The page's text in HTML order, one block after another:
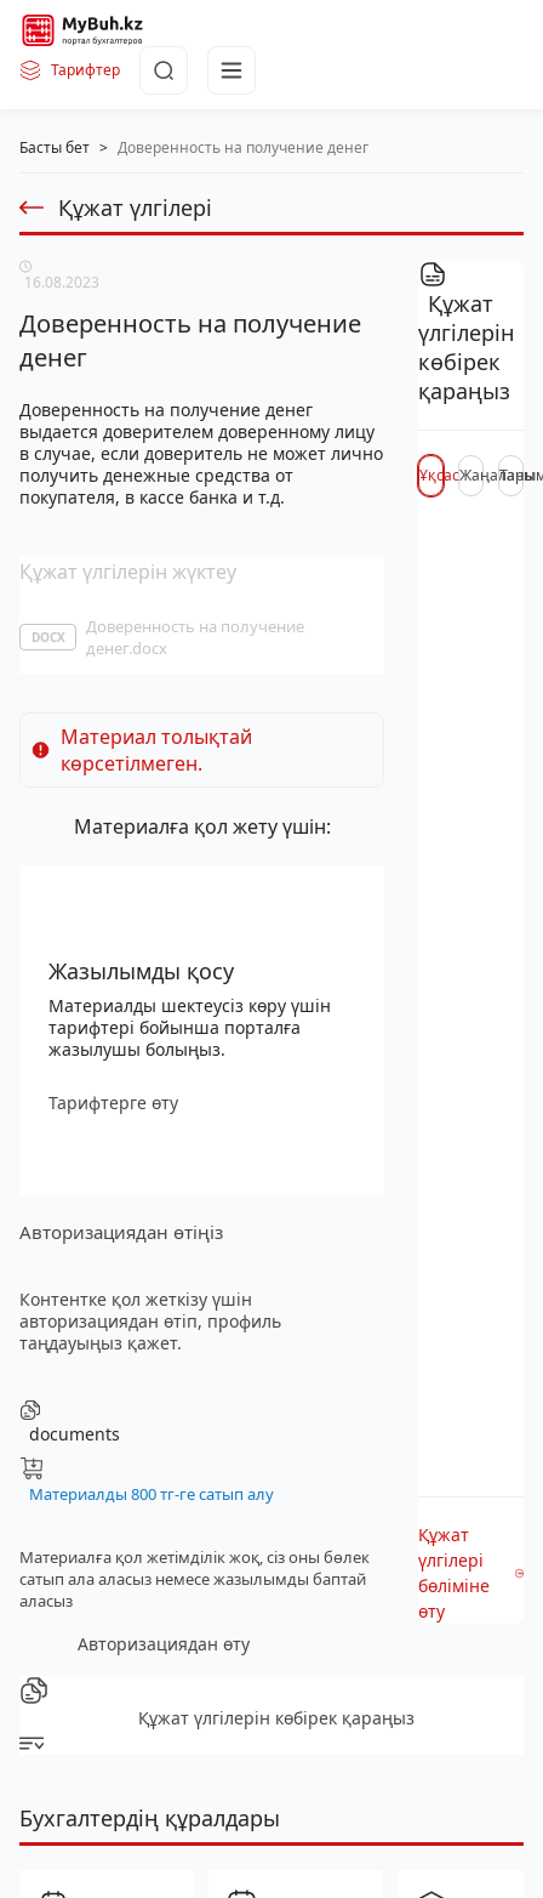
Тарифтер
Басты бет > Доверенность на получение денег
Құжат үлгілері
16.08.2023
Доверенность на получение
денег
Доверенность на получение денег
выдается доверителем доверенному лицу
в случае, если доверитель не может лично
получить денежные средства от
покупателя, в кассе банка и т.д.
Құжат үлгілерін жүктеу
DOCX
Доверенность на получение
денег.docx
Материал толықтай
көрсетілмеген.
Материалға қол жету үшін:
Жазылымды қосу
Материалды шектеусіз көру үшін
тарифтері бойынша порталға
жазылушы болыңыз.
Тарифтерге өту
Авторизациядан өтіңіз
Контентке қол жеткізу үшін
авторизациядан өтіп, профиль
таңдауыңыз қажет.
documents
Материалды 800 тг-ге сатып алу
Материалға қол жетімділік жоқ, сіз оны бөлек
сатып ала аласыз немесе жазылымды баптай
аласыз
Авторизациядан өту
Құжат
үлгілерін
көбірек
қараңыз
ҰқсасЖаңалары
Құжат
үлгілері
бөліміне
өту
Құжат үлгілерін көбірек қараңыз
Бухгалтердің құралдары